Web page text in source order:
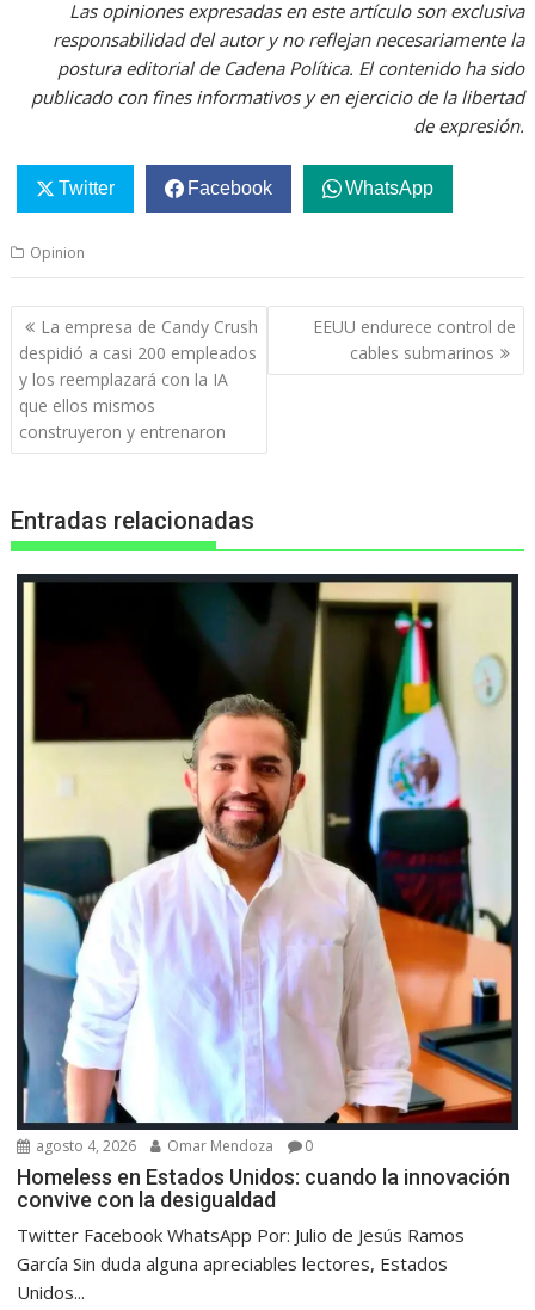
Las opiniones expresadas en este artículo son exclusiva
responsabilidad del autor y no reflejan necesariamente la
postura editorial de Cadena Política. El contenido ha sido
publicado con fines informativos y en ejercicio de la libertad
de expresión.
Twitter Facebook WhatsApp
Opinion
Navegación
de
entradas
La empresa de Candy Crush
despidió a casi 200 empleados
y los reemplazará con la IA
que ellos mismos
construyeron y entrenaron
EEUU endurece control de
cables submarinos
Entradas relacionadas
agosto 4, 2026 Omar Mendoza 0
Homeless en Estados Unidos: cuando la innovación
convive con la desigualdad
Twitter Facebook WhatsApp Por: Julio de Jesús Ramos
García Sin duda alguna apreciables lectores, Estados
Unidos...